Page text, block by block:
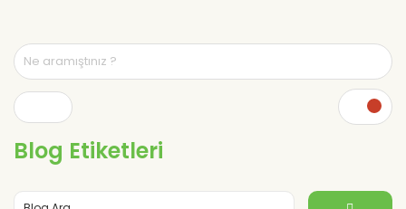
Blog Etiketleri